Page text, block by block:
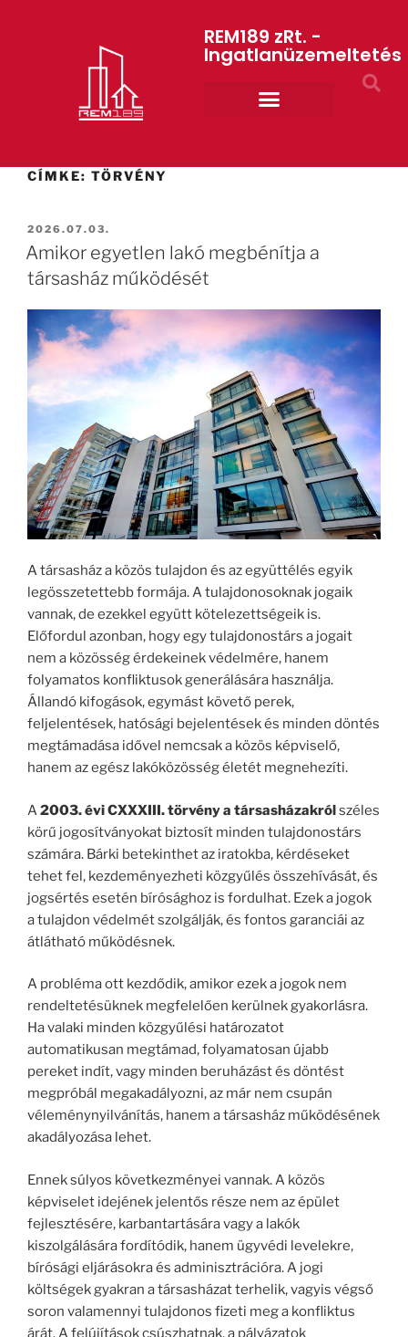
REM189 zRt. -
Ingatlanüzemeltetés
CÍMKE: TÖRVÉNY
2026.07.03.
Amikor egyetlen lakó megbénítja a
társasház működését
A társasház a közös tulajdon és az együttélés egyik
legösszetettebb formája. A tulajdonosoknak jogaik
vannak, de ezekkel együtt kötelezettségeik is.
Előfordul azonban, hogy egy tulajdonostárs a jogait
nem a közösség érdekeinek védelmére, hanem
folyamatos konfliktusok generálására használja.
Állandó kifogások, egymást követő perek,
feljelentések, hatósági bejelentések és minden döntés
megtámadása idővel nemcsak a közös képviselő,
hanem az egész lakóközösség életét megnehezíti.
A2003. évi CXXXIII. törvény a társasházakrólszéles
körű jogosítványokat biztosít minden tulajdonostárs
számára. Bárki betekinthet az iratokba, kérdéseket
tehet fel, kezdeményezheti közgyűlés összehívását, és
jogsértés esetén bírósághoz is fordulhat. Ezek a jogok
a tulajdon védelmét szolgálják, és fontos garanciái az
átlátható működésnek.
A probléma ott kezdődik, amikor ezek a jogok nem
rendeltetésüknek megfelelően kerülnek gyakorlásra.
Ha valaki minden közgyűlési határozatot
automatikusan megtámad, folyamatosan újabb
pereket indít, vagy minden beruházást és döntést
megpróbál megakadályozni, az már nem csupán
véleménynyilvánítás, hanem a társasház működésének
akadályozása lehet.
Ennek súlyos következményei vannak. A közös
képviselet idejének jelentős része nem az épület
fejlesztésére, karbantartására vagy a lakók
kiszolgálására fordítódik, hanem ügyvédi levelekre,
bírósági eljárásokra és adminisztrációra. A jogi
költségek gyakran a társasházat terhelik, vagyis végső
soron valamennyi tulajdonos fizeti meg a konfliktus
árát. A felújítások csúszhatnak, a pályázatok